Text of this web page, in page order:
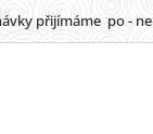
přijímáme po - ne